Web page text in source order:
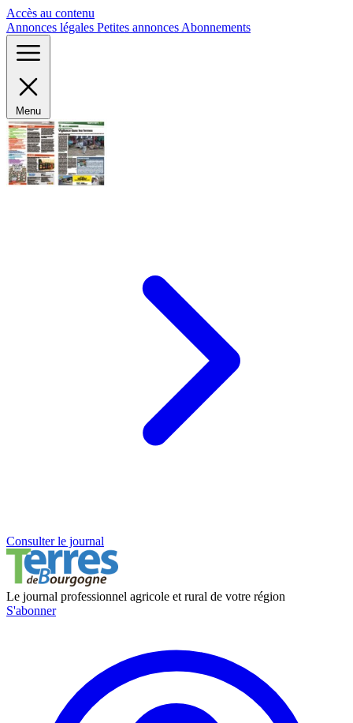
Accès au contenu
Annonces légales Petites annonces Abonnements
Menu
Consulter le journal
Le journal professionnel agricole et rural de votre région
S'abonner
Panneau de gestion des cookies